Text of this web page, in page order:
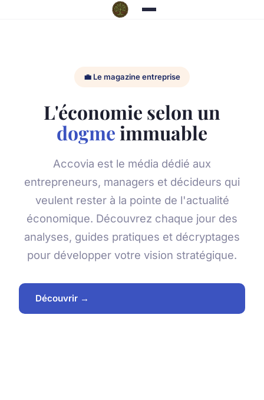
💼 Le magazine entreprise
L'économie selon un
dogmeimmuable
Accovia est le média dédié aux
entrepreneurs, managers et décideurs qui
veulent rester à la pointe de l'actualité
économique. Découvrez chaque jour des
analyses, guides pratiques et décryptages
pour développer votre vision stratégique.
Découvrir →